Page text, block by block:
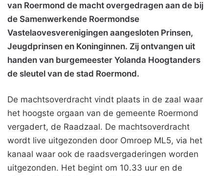
van Roermond de macht overgedragen aan de bij
de Samenwerkende Roermondse
Vastelaovesverenigingen aangesloten Prinsen,
Jeugdprinsen en Koninginnen. Zij ontvangen uit
handen van burgemeester Yolanda Hoogtanders
de sleutel van de stad Roermond.
De machtsoverdracht vindt plaats in de zaal waar
het hoogste orgaan van de gemeente Roermond
vergadert, de Raadzaal. De machtsoverdracht
wordt live uitgezonden door Omroep ML5, via het
kanaal waar ook de raadsvergaderingen worden
uitgezonden. Het begint om 10.33 uur en de